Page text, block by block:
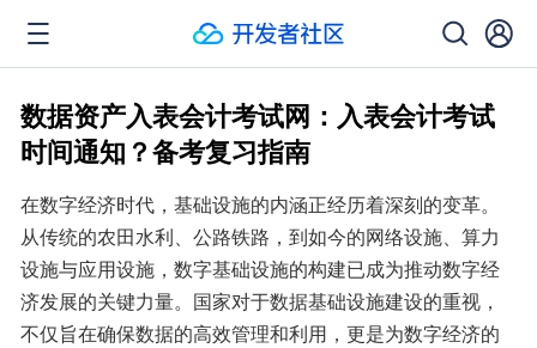
数据资产入表会计考试网：入表会计考试
时间通知？备考复习指南
在数字经济时代，基础设施的内涵正经历着深刻的变革。
从传统的农田水利、公路铁路，到如今的网络设施、算力
设施与应用设施，数字基础设施的构建已成为推动数字经
济发展的关键力量。国家对于数据基础设施建设的重视，
不仅旨在确保数据的高效管理和利用，更是为数字经济的